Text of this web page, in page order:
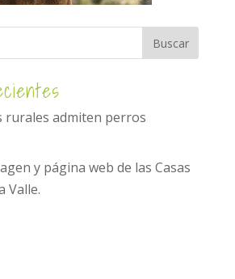
rurales admiten perros
y página web de las Casas
Valle.